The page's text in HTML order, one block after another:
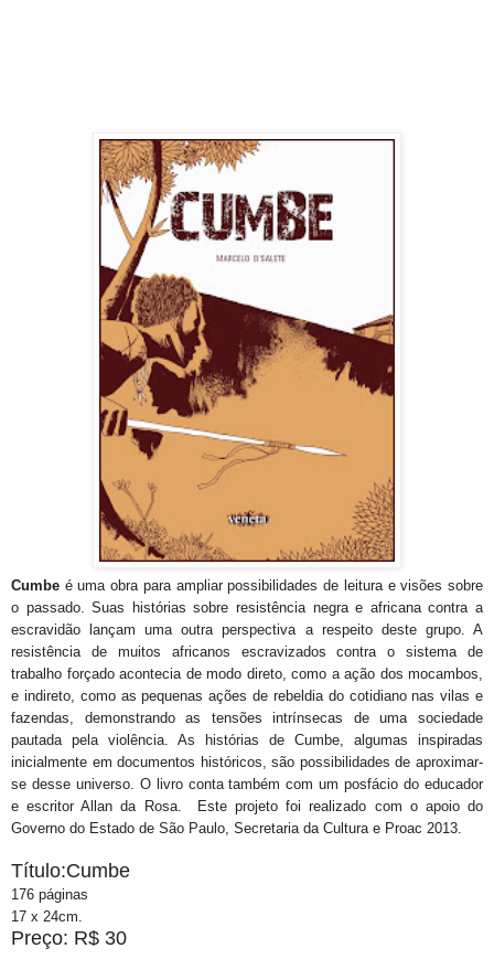
Cumbe é uma obra para ampliar possibilidades de leitura e visões sobre
o passado. Suas histórias sobre resistência negra e africana contra a
escravidão lançam uma outra perspectiva a respeito deste grupo. A
resistência de muitos africanos escravizados contra o sistema de
trabalho forçado acontecia de modo direto, como a ação dos mocambos,
e indireto, como as pequenas ações de rebeldia do cotidiano nas vilas e
fazendas, demonstrando as tensões intrínsecas de uma sociedade
pautada pela violência. As histórias de Cumbe, algumas inspiradas
inicialmente em documentos históricos, são possibilidades de aproximar-
se desse universo. O livro conta também com um posfácio do educador
e escritor Allan da Rosa. Este projeto foi realizado com o apoio do
Governo do Estado de São Paulo, Secretaria da Cultura e Proac 2013.
Título:Cumbe
176 páginas
17 x 24cm.
Preço: R$ 30